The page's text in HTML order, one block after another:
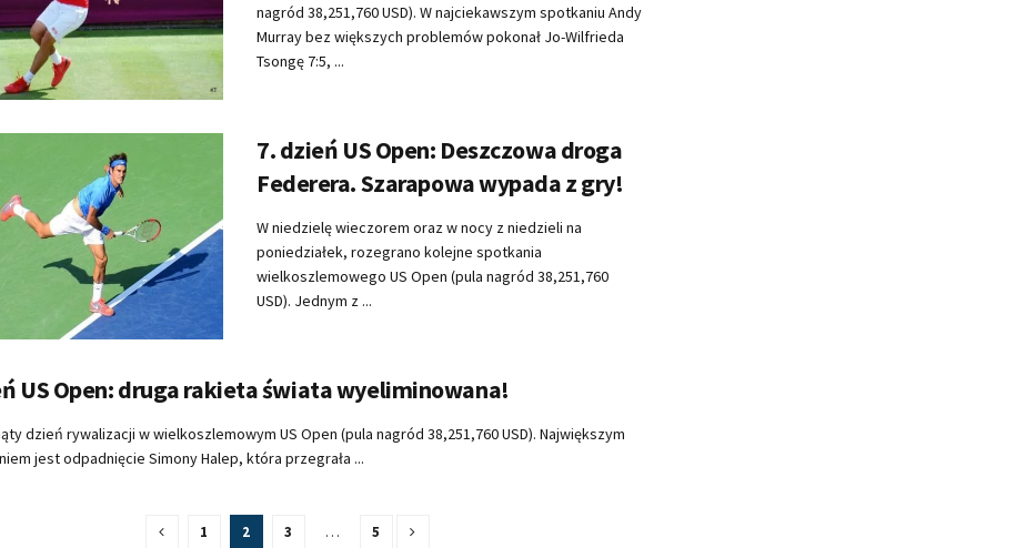
nagród 38,251,760 USD). W najciekawszym spotkaniu Andy
Murray bez większych problemów pokonał Jo-Wilfrieda
Tsongę 7:5, ...
7. dzień US Open: Deszczowa droga
Federera. Szarapowa wypada z gry!
W niedzielę wieczorem oraz w nocy z niedzieli na
poniedziałek, rozegrano kolejne spotkania
wielkoszlemowego US Open (pula nagród 38,251,760
USD). Jednym z ...
US Open: druga rakieta świata wyeliminowana!
dzień rywalizacji w wielkoszlemowym US Open (pula nagród 38,251,760 USD). Największym
jest odpadnięcie Simony Halep, która przegrała ...
1 2 3 … 5